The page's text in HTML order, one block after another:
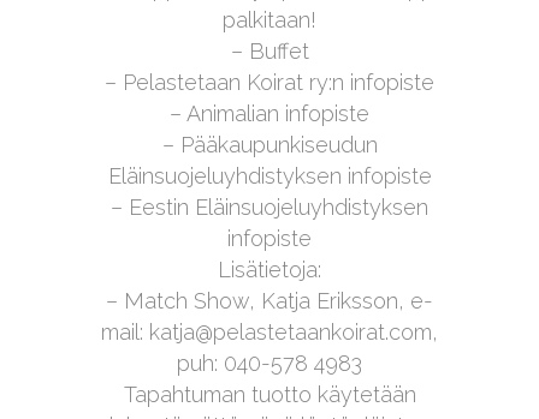
palkitaan!
– Buffet
– Pelastetaan Koirat ry:n infopiste
– Animalian infopiste
– Pääkaupunkiseudun
Eläinsuojeluyhdistyksen infopiste
– Eestin Eläinsuojeluyhdistyksen
infopiste
Lisätietoja:
– Match Show, Katja Eriksson, e-
mail: katja@pelastetaankoirat.com,
puh: 040-578 4983
Tapahtuman tuotto käytetään